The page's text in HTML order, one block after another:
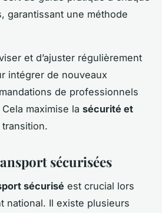
garantissant une méthode
et d’ajuster régulièrement
intégrer de nouveaux
de professionnels
maximise la sécurité et
sécurisées
sécurisé est crucial lors
national. Il existe plusieurs